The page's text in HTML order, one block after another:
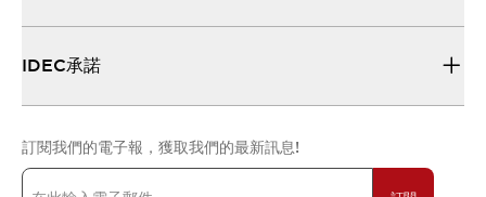
IDEC承諾
訂閱我們的電子報，獲取我們的最新訊息!